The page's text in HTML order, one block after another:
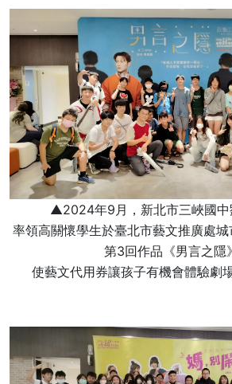
▲2024年9月，新北市三峽國中
率領高關懷學生於臺北市藝文推廣處
第3回作品《男言之隱
使藝文代用券讓孩子有機會體驗劇